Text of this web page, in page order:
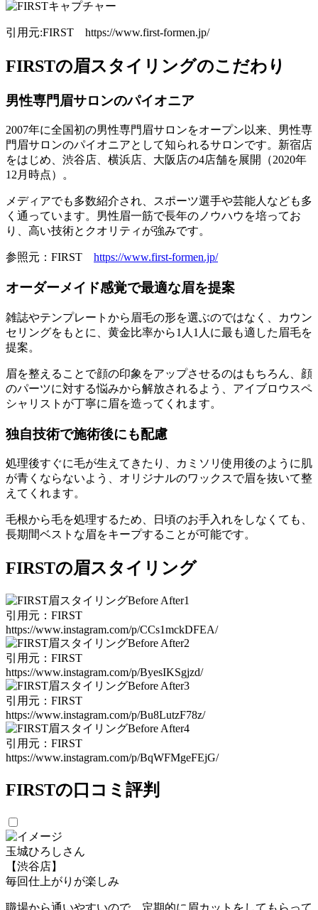
引用元:FIRST https://www.first-formen.jp/
FIRSTの眉スタイリングのこだわり
男性専門眉サロンのパイオニア
2007年に全国初の男性専門眉サロンをオープン以来、男性専
門眉サロンのパイオニアとして知られるサロンです。新宿店
をはじめ、渋谷店、横浜店、大阪店の4店舗を展開（2020年
12月時点）。
メディアでも多数紹介され、スポーツ選手や芸能人なども多
く通っています。 男性眉一筋で長年のノウハウ を培ってお
り、高い技術とクオリティが強みです。
参照元：FIRST https://www.first-formen.jp/
オーダーメイド感覚で最適な眉を提案
雑誌やテンプレートから眉毛の形を選ぶのではなく、カウン
セリングをもとに、 黄金比率から1人1人に最も適した眉毛を
提案。
眉を整えることで顔の印象をアップさせるのはもちろん、顔
のパーツに対する悩みから解放されるよう、アイブロウスペ
シャリストが丁寧に眉を造ってくれます。
独自技術で施術後にも配慮
処理後すぐに毛が生えてきたり、カミソリ使用後のように肌
が青くならないよう、オリジナルのワックスで眉を抜いて整
えてくれます。
毛根から毛を処理するため、日頃のお手入れをしなくても、
長期間ベストな眉をキープすることが可能です。
FIRSTの眉スタイリング
引⽤元：FIRST
https://www.instagram.com/p/CCs1mckDFEA/
引⽤元：FIRST
https://www.instagram.com/p/ByesIKSgjzd/
引⽤元：FIRST
https://www.instagram.com/p/Bu8LutzF78z/
引⽤元：FIRST
https://www.instagram.com/p/BqWFMgeFEjG/
FIRSTの口コミ評判
玉城ひろしさん
【渋谷店】
毎回仕上がりが楽しみ
職場から通いやすいので、定期的に眉カットをしてもらって